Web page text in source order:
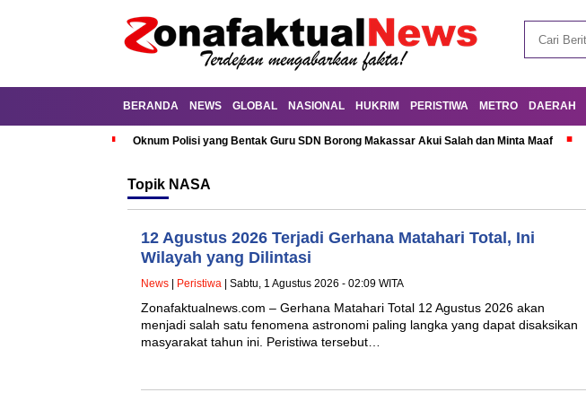
BERANDA NEWS GLOBAL NASIONAL HUKRIM PERISTIWA METRO DAERAH
Oknum Polisi yang Bentak Guru SDN Borong Makassar Akui Salah dan Minta Maaf
Topik NASA
12 Agustus 2026 Terjadi Gerhana Matahari Total, Ini
Wilayah yang Dilintasi
News Peristiwa | Sabtu, 1 Agustus 2026 - 02:09 WITA
Zonafaktualnews.com – Gerhana Matahari Total 12 Agustus 2026 akan
menjadi salah satu fenomena astronomi paling langka yang dapat disaksikan
masyarakat tahun ini. Peristiwa tersebut…